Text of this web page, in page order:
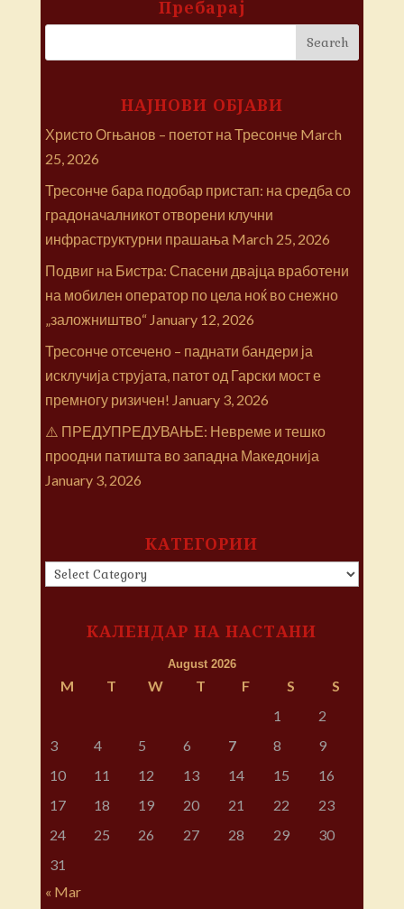
Пребарај
НАЈНОВИ ОБЈАВИ
Христо Огњанов – поетот на Тресонче March
25, 2026
Тресонче бара подобар пристап: на средба со
градоначалникот отворени клучни
инфраструктурни прашања March 25, 2026
Подвиг на Бистра: Спасени двајца вработени
на мобилен оператор по цела ноќ во снежно
„заложништво“ January 12, 2026
Тресонче отсечено – паднати бандери ја
исклучија струјата, патот од Гарски мост е
премногу ризичен! January 3, 2026
⚠️ ПРЕДУПРЕДУВАЊЕ: Невреме и тешко
проодни патишта во западна Македонија
January 3, 2026
КАТЕГОРИИ
КАТЕГОРИИ
КАЛЕНДАР НА НАСТАНИ
August 2026
M T W T F S
S
1
2
3
4 5 6 7 8
9
10
11 12 13 14 15
16
17
18 19 20 21 22
23
24
25 26 27 28 29
30
31
« Mar